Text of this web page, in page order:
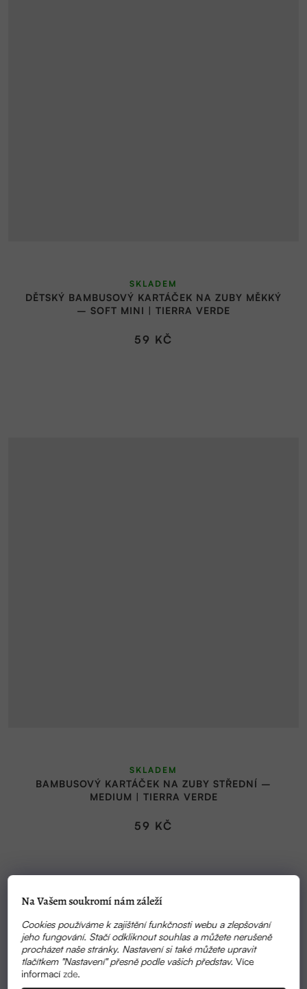
Na Vašem soukromí nám záleží
Cookies používáme k zajištění funkčnosti webu a zlepšování
jeho fungování. Stačí odkliknout souhlas a můžete nerušeně
procházet naše stránky. Nastavení si také můžete upravit
tlačítkem "Nastavení" přesně podle vašich představ.Více
informacízde.
DĚTSKÝ BAMBUSOVÝ KARTÁČEK NA ZUBY MĚKKÝ
– SOFT MINI | TIERRA VERDE
SKLADEM
59 KČ
BAMBUSOVÝ KARTÁČEK NA ZUBY STŘEDNÍ –
MEDIUM | TIERRA VERDE
SKLADEM
59 KČ